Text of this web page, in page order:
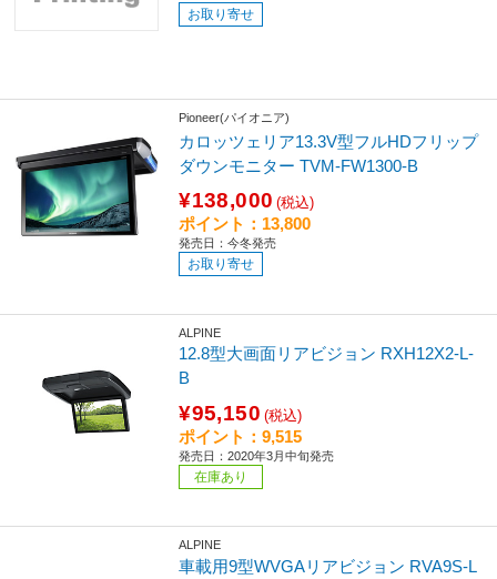
お取り寄せ
Pioneer(パイオニア)
カロッツェリア13.3V型フルHDフリップ
ダウンモニター TVM-FW1300-B
¥138,000 (税込)
ポイント：13,800
発売日：今冬発売
お取り寄せ
ALPINE
12.8型大画面リアビジョン RXH12X2-L-
B
¥95,150 (税込)
ポイント：9,515
発売日：2020年3月中旬発売
在庫あり
ALPINE
車載用9型WVGAリアビジョン RVA9S-L